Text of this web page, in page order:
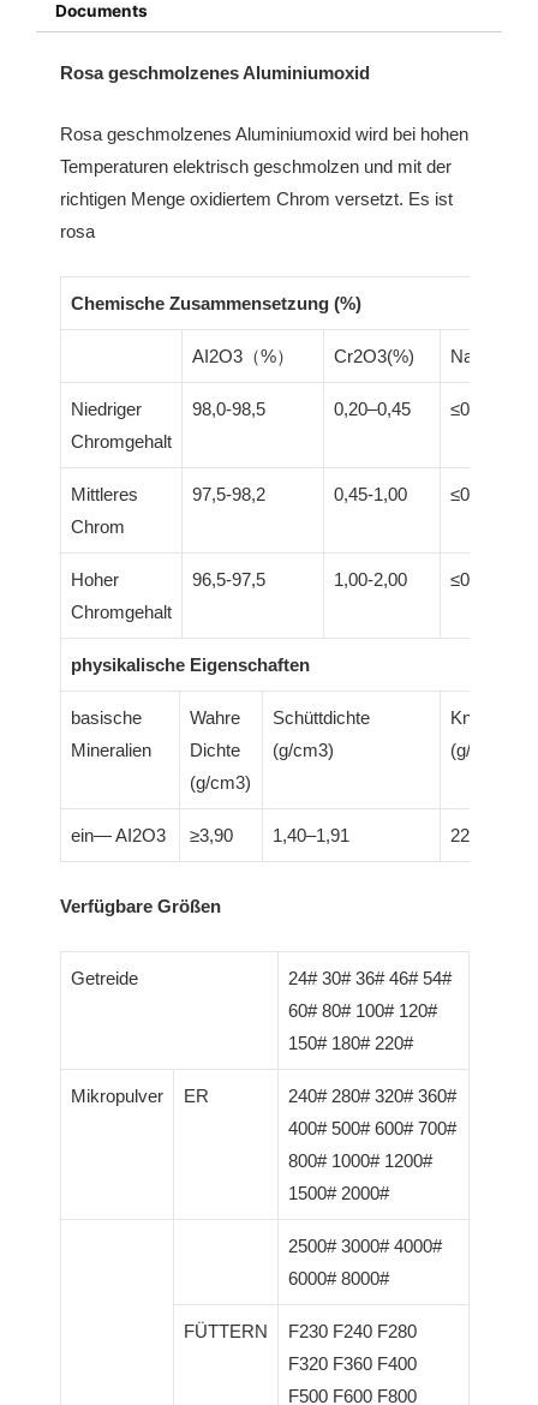
Documents
Rosa geschmolzenes Aluminiumoxid
Rosa geschmolzenes Aluminiumoxid wird bei hohen
Temperaturen elektrisch geschmolzen und mit der
richtigen Menge oxidiertem Chrom versetzt. Es ist
rosa
Chemische Zusammensetzung (%)
AI2O3（%） Cr2O3(%) Na2O(%)
Niedriger
Chromgehalt
98,0-98,5 0,20–0,45 ≤0,6
Mittleres
Chrom
97,5-98,2 0,45-1,00 ≤0,7
Hoher
Chromgehalt
96,5-97,5 1,00-2,00 ≤0,75
physikalische Eigenschaften
basische
Mineralien
Wahre
Dichte
(g/cm3)
Schüttdichte
(g/cm3)
(g/mm3)
ein— AI2O3 ≥3,90 1,40–1,91 2200-2300
Verfügbare Größen
Getreide
24# 30# 36# 46# 54#
60# 80# 100# 120#
150# 180# 220#
Mikropulver ER
240# 280# 320# 360#
400# 500# 600# 700#
800# 1000# 1200#
1500# 2000#
2500# 3000# 4000#
6000# 8000#
FÜTTERN
F230 F240 F280
F320 F360 F400
F500 F600 F800